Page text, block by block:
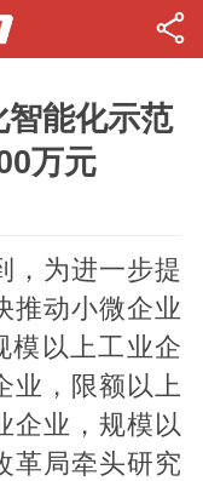
能化示范
万元
，为进一步提
推动小微企业
模以上工业企
业，限额以上
企业，规模以
革局牵头研究